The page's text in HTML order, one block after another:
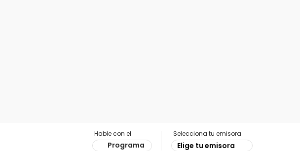
Hable con el
Programa
Selecciona tu emisora
Elige tu emisora